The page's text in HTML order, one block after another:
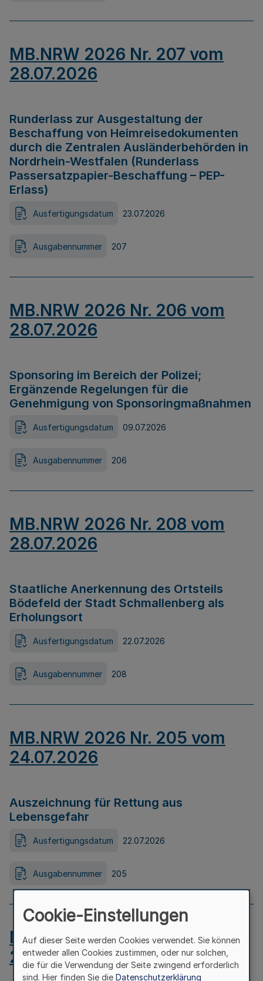
MB.NRW 2026 Nr. 207 vom
28.07.2026
Runderlass zur Ausgestaltung der
Beschaffung von Heimreisedokumenten
durch die Zentralen Ausländerbehörden in
Nordrhein-Westfalen (Runderlass
Passersatzpapier-Beschaffung – PEP-
Erlass)
Ausfertigungsdatum 23.07.2026
Ausgabennummer 207
MB.NRW 2026 Nr. 206 vom
28.07.2026
Sponsoring im Bereich der Polizei;
Ergänzende Regelungen für die
Genehmigung von Sponsoringmaßnahmen
Ausfertigungsdatum 09.07.2026
Ausgabennummer 206
MB.NRW 2026 Nr. 208 vom
28.07.2026
Staatliche Anerkennung des Ortsteils
Bödefeld der Stadt Schmallenberg als
Erholungsort
Ausfertigungsdatum 22.07.2026
Ausgabennummer 208
MB.NRW 2026 Nr. 205 vom
24.07.2026
Auszeichnung für Rettung aus
Lebensgefahr
Ausfertigungsdatum 22.07.2026
Ausgabennummer 205
MB.NRW 2026 Nr. 204 vom
24.07.2026
Cookie-Einstellungen
Auf dieser Seite werden Cookies verwendet. Sie können
entweder allen Cookies zustimmen, oder nur solchen,
die für die Verwendung der Seite zwingend erforderlich
sind. Hier finden Sie die Datenschutzerklärung